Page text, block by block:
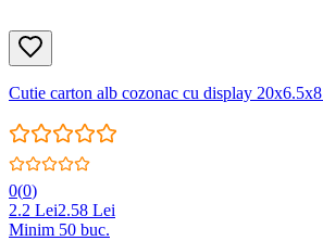
Cutie carton alb cozonac cu display
0(0)
2.2 Lei2.58 Lei
Minim 50 buc.